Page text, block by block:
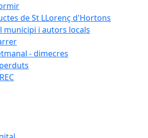
de St LLorenç d'Hortons
municipi i autors locals
- dimecres